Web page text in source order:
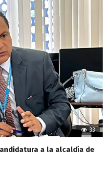
33
a la alcaldía de